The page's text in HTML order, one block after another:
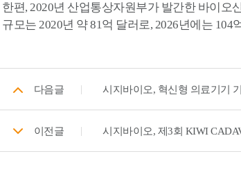
한편, 2020년 산업통상자원부가 발간한 바이오
규모는 2020년 약 81억 달러로, 2026년에는
다음글 시지바이오, 혁신형 의료기기
이전글 시지바이오, 제3회 KIWI